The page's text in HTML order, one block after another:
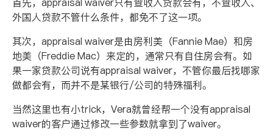
外国人贷款不管什么条件，都免不了这一项。
其次， appraisal waiver是由房利美（Fannie Mae）和房
地美（Freddie Mac）来定的，通常只有自住房会有。如
果一家贷款公司说有appraisal waiver，不管你最后找哪家
做都会有，而并不是某银行/公司的特殊福利。
当然这里也有小trick， Vera就曾经帮一个没有appraisal
waiver的客户通过修改一些参数就拿到了waiver。